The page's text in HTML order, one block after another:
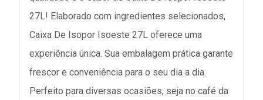
27L! Elaborado com ingredientes selecionados,
Caixa De Isopor Isoeste 27L oferece uma
experiência única. Sua embalagem prática garante
frescor e conveniência para o seu dia a dia.
Perfeito para diversas ocasiões, seja no café da